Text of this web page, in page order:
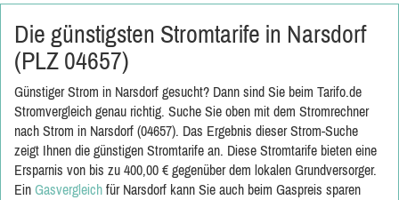
Die günstigsten Stromtarife in Narsdorf
(PLZ 04657)
Günstiger Strom in Narsdorf gesucht? Dann sind Sie beim Tarifo.de
Stromvergleich genau richtig. Suche Sie oben mit dem Stromrechner
nach Strom in Narsdorf (04657). Das Ergebnis dieser Strom-Suche
zeigt Ihnen die günstigen Stromtarife an. Diese Stromtarife bieten eine
Ersparnis von bis zu 400,00 € gegenüber dem lokalen Grundversorger.
Ein Gasvergleich für Narsdorf kann Sie auch beim Gaspreis sparen